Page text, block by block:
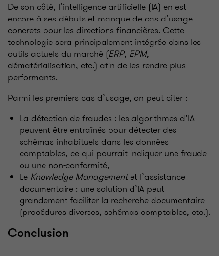
De son côté, l’intelligence artificielle (IA) en est
encore à ses débuts et manque de cas d’usage
concrets pour les directions financières. Cette
technologie sera principalement intégrée dans les
outils actuels du marché (ERP, EPM,
dématérialisation, etc.) afin de les rendre plus
performants.
Parmi les premiers cas d’usage, on peut citer :
La détection de fraudes : les algorithmes d’IA
peuvent être entraînés pour détecter des
schémas inhabituels dans les données
comptables, ce qui pourrait indiquer une fraude
ou une non-conformité,
Le Knowledge Managementet l’assistance
documentaire : une solution d’IA peut
grandement faciliter la recherche documentaire
(procédures diverses, schémas comptables, etc.).
Conclusion